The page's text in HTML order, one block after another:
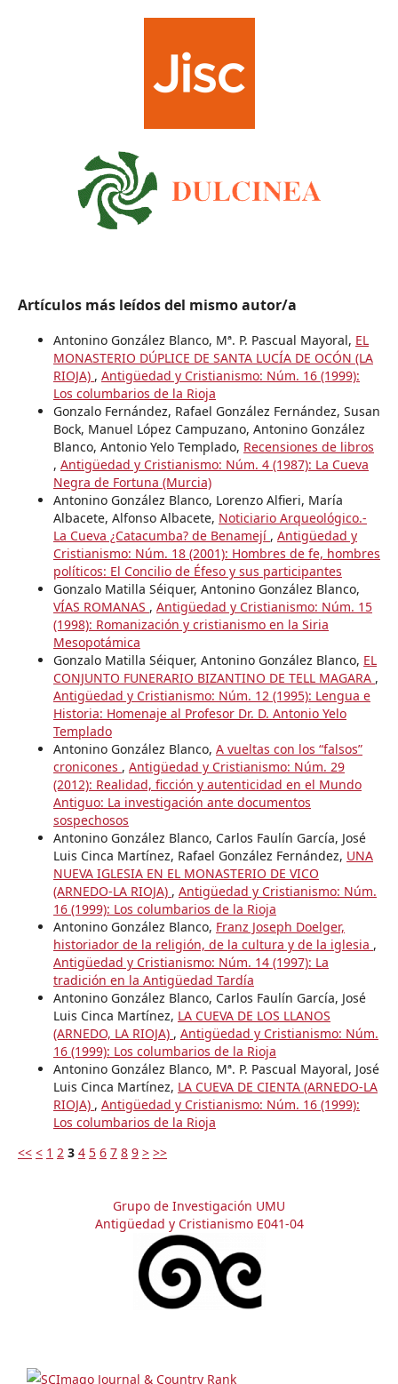
Artículos más leídos del mismo autor/a
Antonino González Blanco, Mª. P. Pascual Mayoral, EL
MONASTERIO DÚPLICE DE SANTA LUCÍA DE OCÓN (LA
RIOJA) , Antigüedad y Cristianismo: Núm. 16 (1999):
Los columbarios de la Rioja
Gonzalo Fernández, Rafael González Fernández, Susan
Bock, Manuel López Campuzano, Antonino González
Blanco, Antonio Yelo Templado, Recensiones de libros
, Antigüedad y Cristianismo: Núm. 4 (1987): La Cueva
Negra de Fortuna (Murcia)
Antonino González Blanco, Lorenzo Alfieri, María
Albacete, Alfonso Albacete, Noticiario Arqueológico.-
La Cueva ¿Catacumba? de Benamejí , Antigüedad y
Cristianismo: Núm. 18 (2001): Hombres de fe, hombres
políticos: El Concilio de Éfeso y sus participantes
Gonzalo Matilla Séiquer, Antonino González Blanco,
VÍAS ROMANAS , Antigüedad y Cristianismo: Núm. 15
(1998): Romanización y cristianismo en la Siria
Mesopotámica
Gonzalo Matilla Séiquer, Antonino González Blanco, EL
CONJUNTO FUNERARIO BIZANTINO DE TELL MAGARA ,
Antigüedad y Cristianismo: Núm. 12 (1995): Lengua e
Historia: Homenaje al Profesor Dr. D. Antonio Yelo
Templado
Antonino González Blanco, A vueltas con los “falsos”
cronicones , Antigüedad y Cristianismo: Núm. 29
(2012): Realidad, ficción y autenticidad en el Mundo
Antiguo: La investigación ante documentos
sospechosos
Antonino González Blanco, Carlos Faulín García, José
Luis Cinca Martínez, Rafael González Fernández, UNA
NUEVA IGLESIA EN EL MONASTERIO DE VICO
(ARNEDO-LA RIOJA) , Antigüedad y Cristianismo: Núm.
16 (1999): Los columbarios de la Rioja
Antonino González Blanco, Franz Joseph Doelger,
historiador de la religión, de la cultura y de la iglesia ,
Antigüedad y Cristianismo: Núm. 14 (1997): La
tradición en la Antigüedad Tardía
Antonino González Blanco, Carlos Faulín García, José
Luis Cinca Martínez, LA CUEVA DE LOS LLANOS
(ARNEDO, LA RIOJA) , Antigüedad y Cristianismo: Núm.
16 (1999): Los columbarios de la Rioja
Antonino González Blanco, Mª. P. Pascual Mayoral, José
Luis Cinca Martínez, LA CUEVA DE CIENTA (ARNEDO-LA
RIOJA) , Antigüedad y Cristianismo: Núm. 16 (1999):
Los columbarios de la Rioja
<< < 1 2 3 4 5 6 7 8 9 > >>
Grupo de Investigación UMU
Antigüedad y Cristianismo E041-04